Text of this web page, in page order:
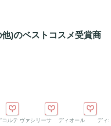
)のベストコスメ受賞商
コルテ ヴァシリーサ ディオール ディ